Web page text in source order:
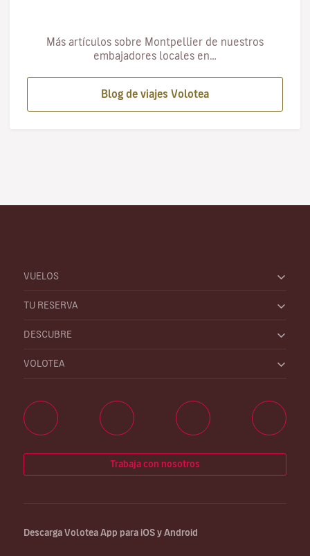
Más artículos sobre Montpellier de nuestros
embajadores locales en…
Blog de viajes Volotea
VUELOS
TU RESERVA
DESCUBRE
VOLOTEA
Trabaja con nosotros
Descarga Volotea App para iOS y Android